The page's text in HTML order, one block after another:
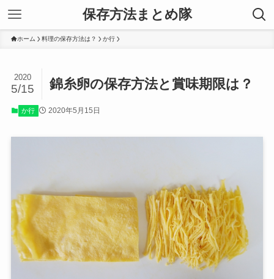
保存方法まとめ隊
ホーム 料理の保存方法は？ か行
錦糸卵の保存方法と賞味期限は？
2020
5/15
か行 2020年5月15日